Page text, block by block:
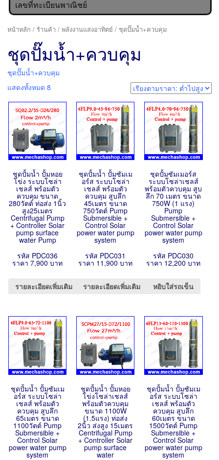
เลขที่ทะเบียนพาณิชย์
หน้าหลัก / ร้านค้า / พลังงานแสงอาทิตย์ / ชุดปั๊มน้ำ+ควบคุม
ชุดปั๊มน้ำ+ควบคุม
ชุดปั๊มน้ำ+ควบคุม
แสดงทั้งหมด 8
ชุดปั้มน้ำ ปั้มหอย
โข่ง ระบบโซล่า
เชลส์ พร้อมตัว
ควบคุม ขนาด
280วัตต์ ท่อส่ง 1นิ้ว
สูง25เมตร
Centrifugal Pump
+ Controller Solar
pump surface
water Pump
รหัส PDC036
ราคา 7,900 บาท
รายละเอียดเพิ่มเติม
ชุดปั้มน้ำ ปั้มซัมเม
อร์ส ระบบโซล่า
เชลส์ พร้อมตัว
ควบคุม สูบลึก
45เมตร ขนาด
750วัตต์ Pump
Submersible +
Control Solar
power water pump
system
รหัส PDC031
ราคา 11,900 บาท
รายละเอียดเพิ่มเติม
ชุดปั้มซัมเมอร์ส
ระบบโซล่าเชลส์
พร้อมตัวควบคุม สูบ
ลึก 70 เมตร ขนาด
750W (1 แรง)
Pump
Submersible +
Control Solar
power water pump
system
รหัส PDC030
ราคา 12,200 บาท
หยิบใส่รถเข็น
ชุดปั้มน้ำ ปั้มซัมเม
อร์ส ระบบโซล่า
เชลส์ พร้อมตัว
ควบคุม สูบลึก
65เมตร ขนาด
1100วัตต์ Pump
Submersible +
Control Solar
power water pump
system
ชุดปั้มน้ำ ปั้มหอย
โข่งโซล่าเชลส์
พร้อมตัวควบคุม
ขนาด 1100W
(1.5แรง) ท่อส่ง
2นิ้ว ส่งสูง 15เมตร
Centrifugal Pump
+ Controller Solar
pump surface
water
ชุดปั้มน้ำ ปั้มซัมเม
อร์ส ระบบโซล่า
เชลส์ พร้อมตัว
ควบคุม สูบลึก
60เมตร ขนาด
1500วัตต์ Pump
Submersible +
Control Solar
power water pump
system